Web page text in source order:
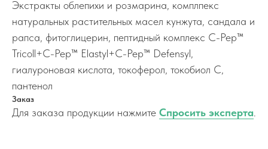
Экстракты облепихи и розмарина, комплпекс
натуральных растительных масел кунжута, сандала и
рапса, фитоглицерин, пептидный комплекс C-Pep™
Tricoll+C-Pep™ Elastyl+C-Pep™ Defensyl,
гиалуроновая кислота, токоферол, токобиол C,
пантенол
Заказ
Для заказа продукции нажмите Спросить эксперта